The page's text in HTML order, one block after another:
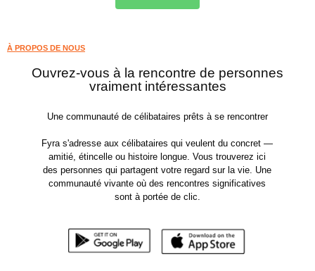
À PROPOS DE NOUS
Ouvrez-vous à la rencontre de personnes
vraiment intéressantes
Une communauté de célibataires prêts à se rencontrer
Fyra s'adresse aux célibataires qui veulent du concret —
amitié, étincelle ou histoire longue. Vous trouverez ici
des personnes qui partagent votre regard sur la vie. Une
communauté vivante où des rencontres significatives
sont à portée de clic.